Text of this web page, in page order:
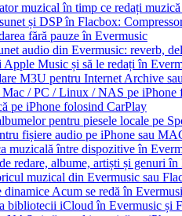
muzical în timp ce redați
și DSP în Flacbox:
fără pauze în Evermusic
audio din Evermusic: reverb,
Music și să le redați în
M3U pentru Internet Archive
Mac / PC / Linux / NAS pe
pe iPhone folosind CarPlay
pentru piesele locale pe
fișiere audio pe iPhone sau
muzicală între dispozitive în
redare, albume, artiști și genuri
muzical din Evermusic sau
Acum se redă în
bibliotecii iCloud în Evermusic și